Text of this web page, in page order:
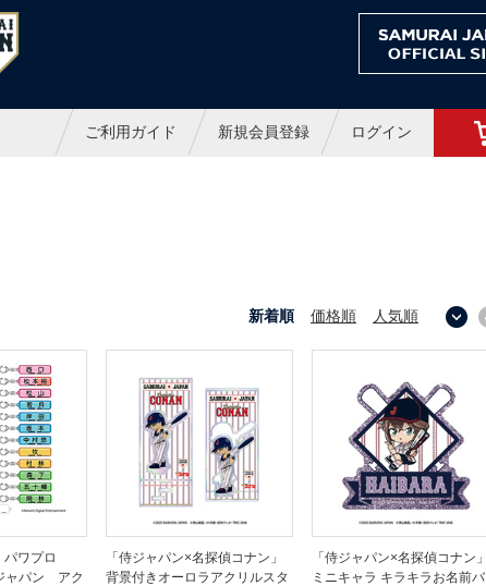
ンラインショップ
ご利用ガイド 新規会員登録 ログイン
新着順 価格順 人気順
パワプロ
ャパン アク
「侍ジャパン×名探偵コナン」
背景付きオーロラアクリルスタ
「侍ジャパン×名探偵コナン」
ミニキャラ キラキラお名前バ